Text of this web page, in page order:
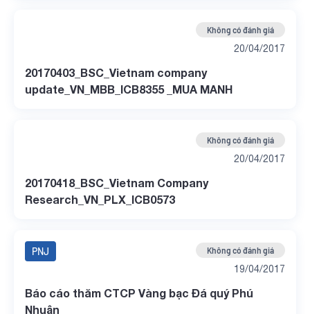
Không có đánh giá
20/04/2017
20170403_BSC_Vietnam company
update_VN_MBB_ICB8355 _MUA MANH
Không có đánh giá
20/04/2017
20170418_BSC_Vietnam Company
Research_VN_PLX_ICB0573
PNJ Không có đánh giá
19/04/2017
Báo cáo thăm CTCP Vàng bạc Đá quý Phú
Nhuận